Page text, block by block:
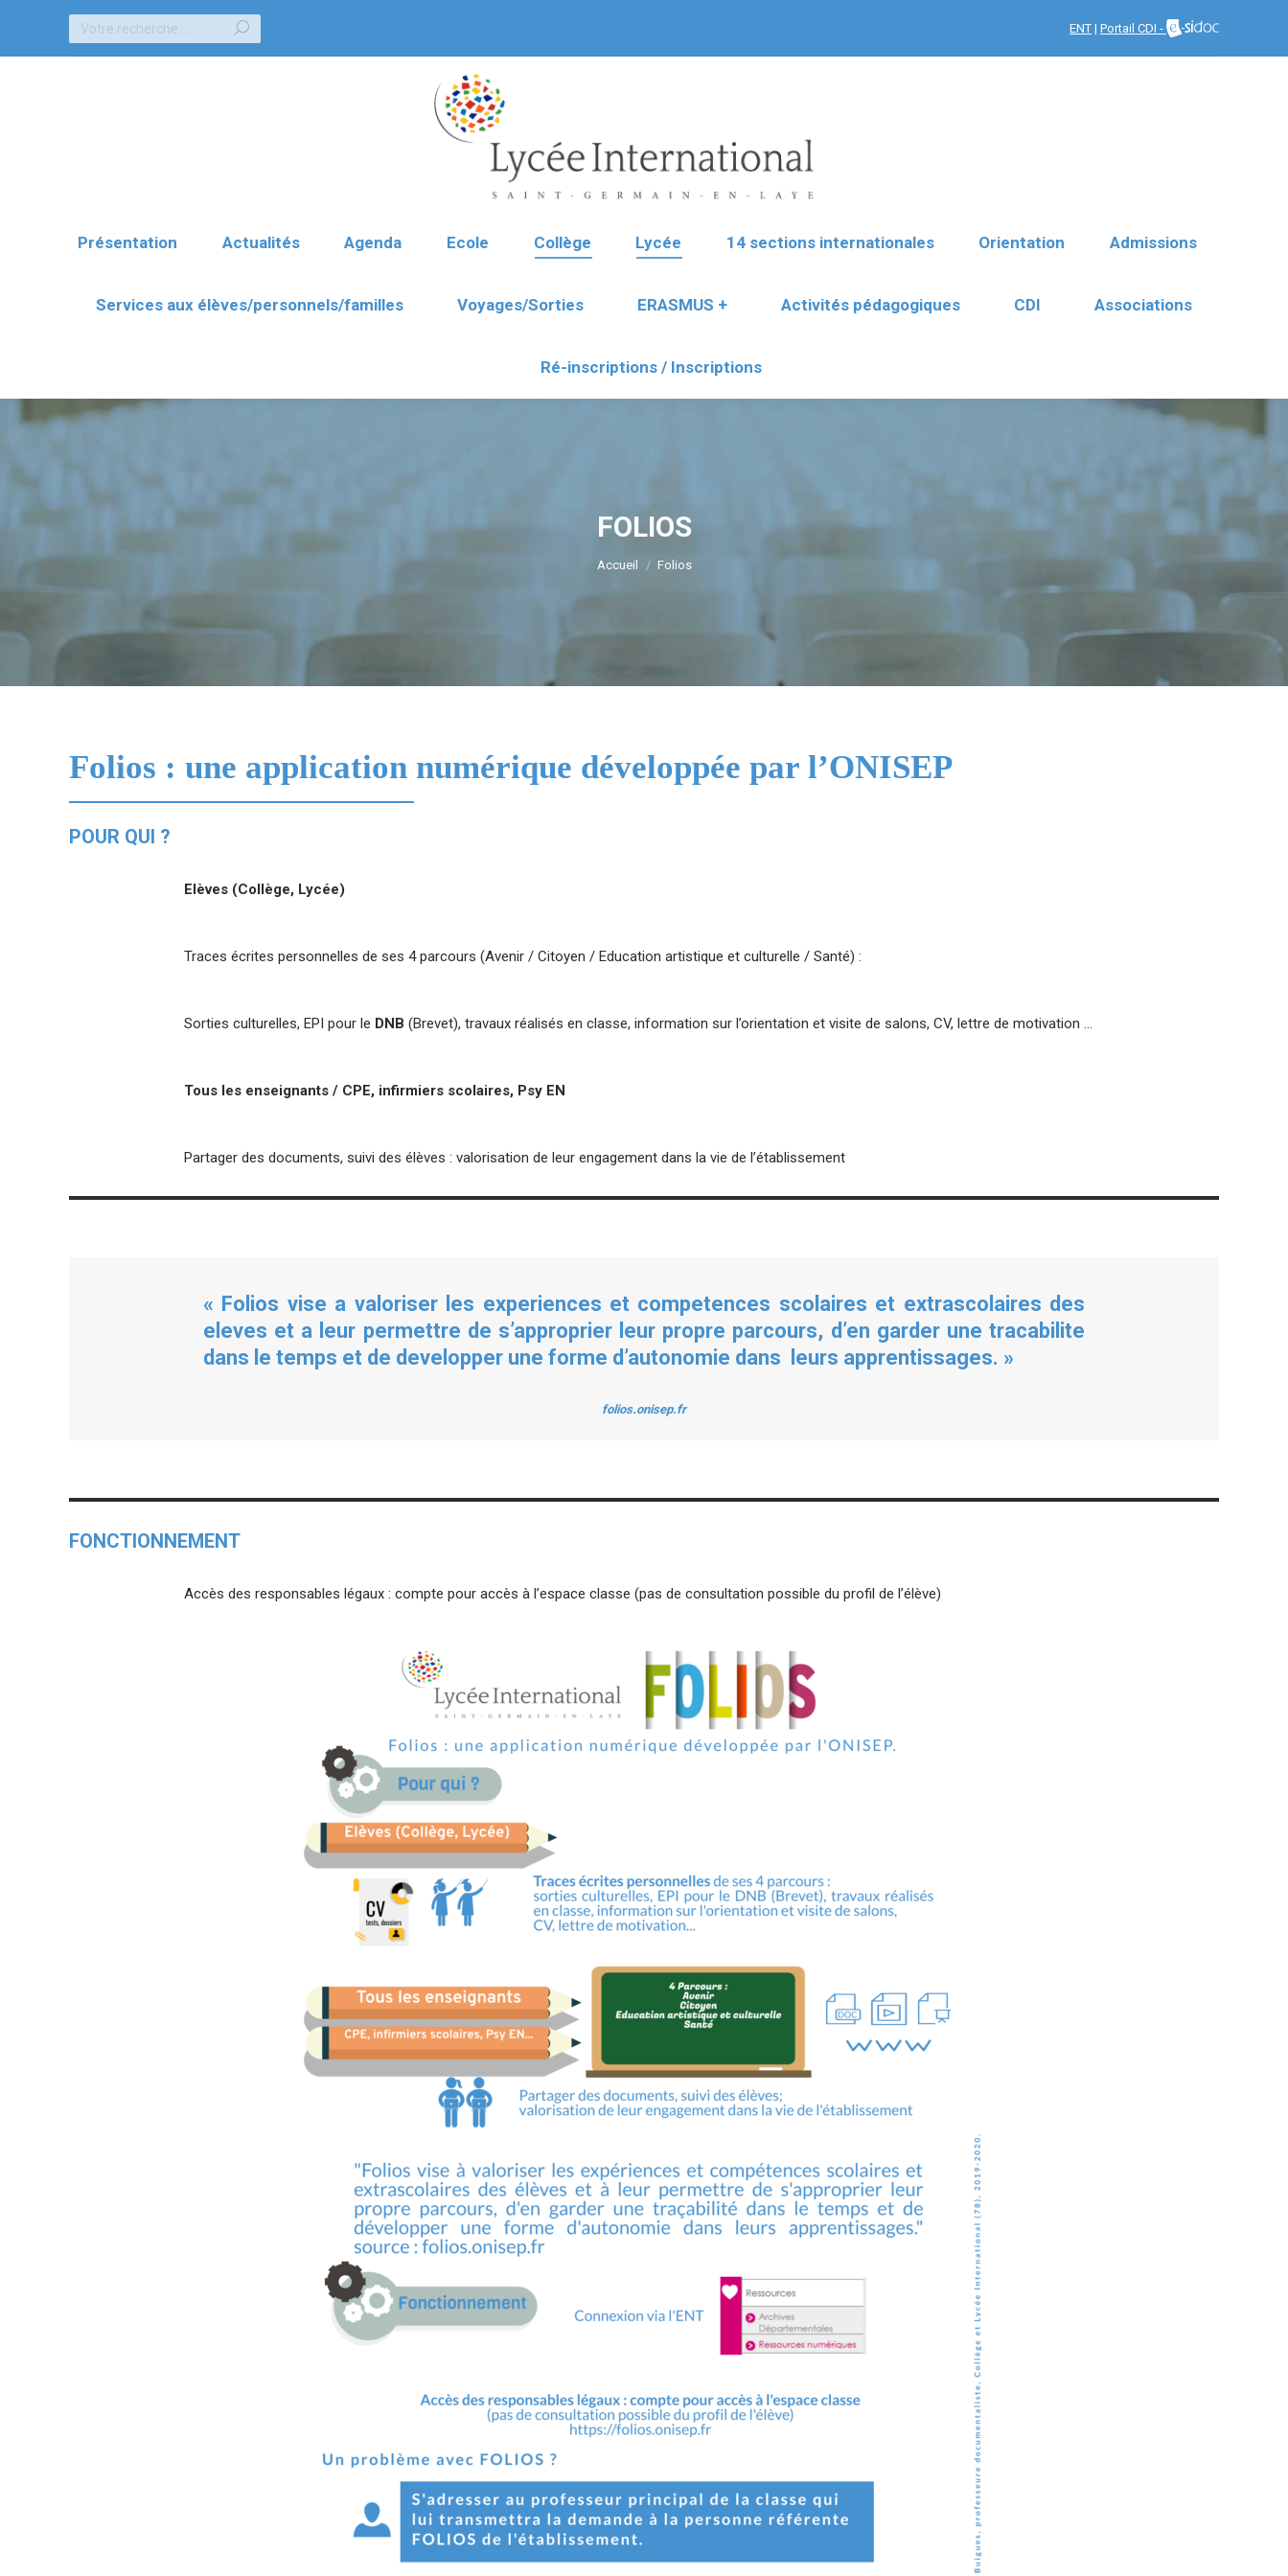
Recherche
:
ENT | Portail CDI -
Présentation Actualités Agenda Ecole Collège Lycée 14 sections internationales Orientation Admissions
Services aux élèves/personnels/familles Voyages/Sorties ERASMUS + Activités pédagogiques CDI Associations
Ré-inscriptions / Inscriptions
FOLIOS
Vous êtes ici :
Accueil Folios
Folios : une application numérique développée par l’ONISEP
POUR QUI ?
Elèves (Collège, Lycée)
Traces écrites personnelles de ses 4 parcours (Avenir / Citoyen / Education artistique et culturelle / Santé) :
Sorties culturelles, EPI pour le DNB (Brevet), travaux réalisés en classe, information sur l’orientation et visite de salons, CV, lettre de motivation …
Tous les enseignants / CPE, infirmiers scolaires, Psy EN
Partager des documents, suivi des élèves : valorisation de leur engagement dans la vie de l’établissement
« Folios vise a valoriser les experiences et competences scolaires et extrascolaires des
eleves et a leur permettre de s’approprier leur propre parcours, d’en garder une tracabilite
dans le temps et de developper une forme d’autonomie dans leurs apprentissages. »
folios.onisep.fr
FONCTIONNEMENT
Accès des responsables légaux : compte pour accès à l’espace classe (pas de consultation possible du profil de l’élève)
Présentation Actualités Admissions
Voyages/Sorties
Ré-inscriptions / Inscriptions